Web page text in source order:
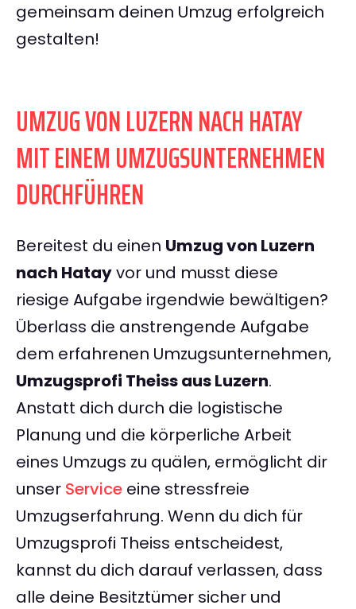
gemeinsam deinen Umzug erfolgreich
gestalten!
UMZUG VON LUZERN NACH HATAY
MIT EINEM UMZUGSUNTERNEHMEN
DURCHFÜHREN
Bereitest du einen Umzug von Luzern
nach Hatayvor und musst diese
riesige Aufgabe irgendwie bewältigen?
Überlass die anstrengende Aufgabe
dem erfahrenen Umzugsunternehmen,
Umzugsprofi Theiss aus Luzern.
Anstatt dich durch die logistische
Planung und die körperliche Arbeit
eines Umzugs zu quälen, ermöglicht dir
unser Service eine stressfreie
Umzugserfahrung. Wenn du dich für
Umzugsprofi Theiss entscheidest,
kannst du dich darauf verlassen, dass
alle deine Besitztümer sicher und